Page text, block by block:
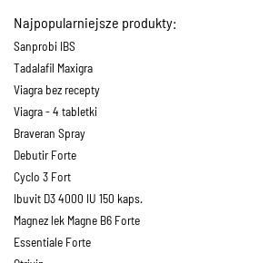
Najpopularniejsze produkty:
Sanprobi IBS
Tadalafil Maxigra
Viagra bez recepty
Viagra - 4 tabletki
Braveran Spray
Debutir Forte
Cyclo 3 Fort
Ibuvit D3 4000 IU 150 kaps.
Magnez lek Magne B6 Forte
Essentiale Forte